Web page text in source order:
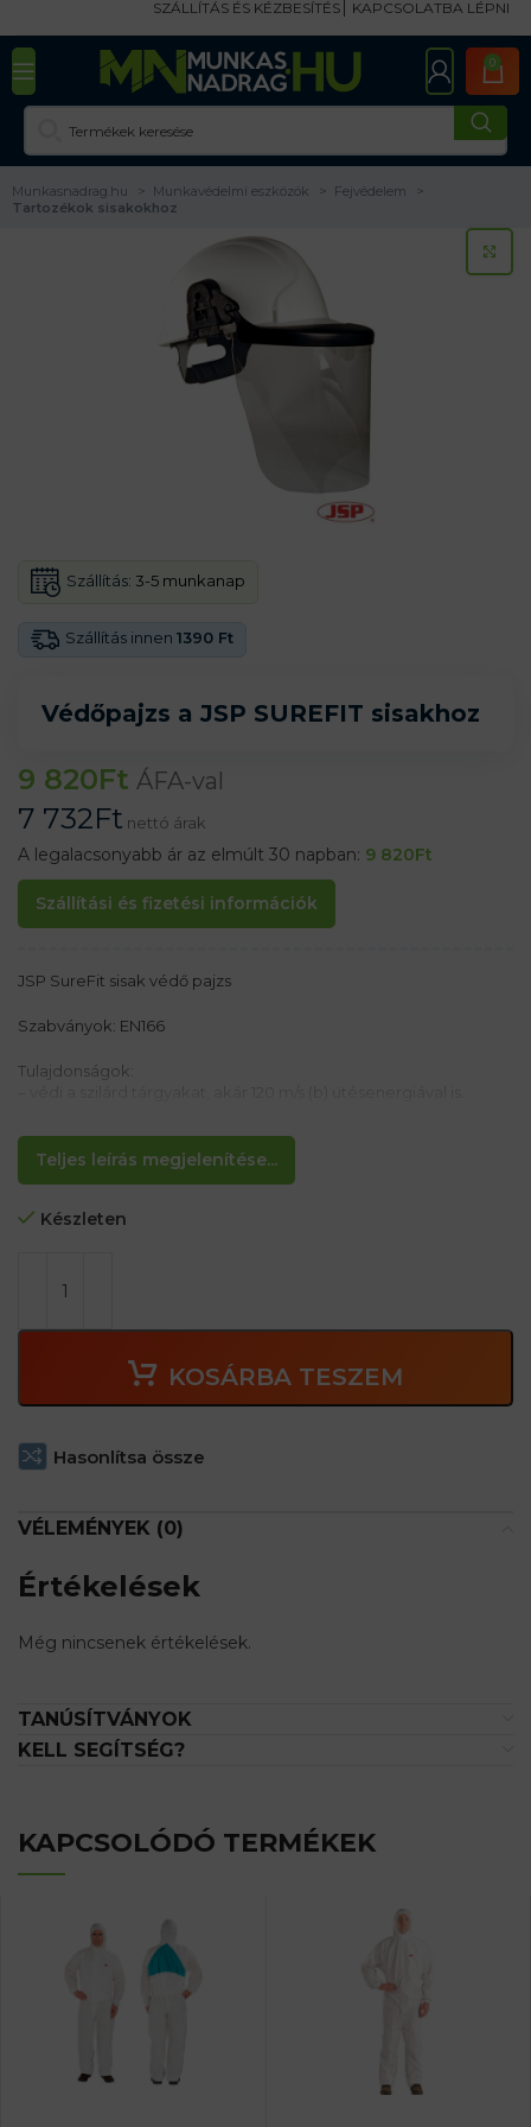
SZÁLLÍTÁS ÉS KÉZBESÍTÉS KAPCSOLATBA LÉPNI
0
Munkasnadrag.hu Munkavédelmi eszközök
Fejvédelem
Tartozékok sisakokhoz
Védőpajzs a JSP SUREFIT sisakhoz
Szállítás innen 1390 Ft
Szállítás: 3-5 munkanap
9 820Ft ÁFA-val
7 732Ft nettó árak
A legalacsonyabb ár az elmúlt 30 napban: 9 820Ft
Szállítási és fizetési információk
Teljes leírás megjelenítése...
JSP SureFit sisak védő pajzs
Szabványok: EN166
Tulajdonságok:
sisakokkal a JSV EVO adapter segítségével
Készleten
KOSÁRBA TESZEM
Hasonlítsa össze
VÉLEMÉNYEK (0)
Értékelések
Még nincsenek értékelések.
TANÚSÍTVÁNYOK
KELL SEGÍTSÉG?
KAPCSOLÓDÓ TERMÉKEK